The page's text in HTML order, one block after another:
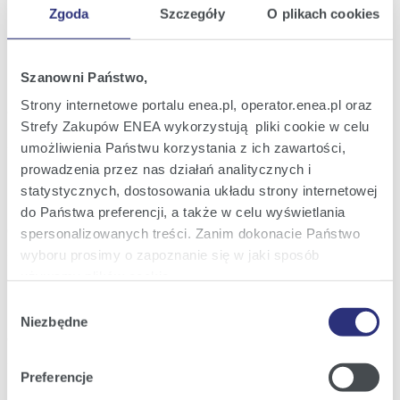
Zgoda Szczegóły O plikach cookies
Szanowni Państwo,
Strony internetowe portalu enea.pl, operator.enea.pl oraz
Strefy Zakupów ENEA wykorzystują pliki cookie w celu
umożliwienia Państwu korzystania z ich zawartości,
prowadzenia przez nas działań analitycznych i
statystycznych, dostosowania układu strony internetowej
do Państwa preferencji, a także w celu wyświetlania
spersonalizowanych treści. Zanim dokonacie Państwo
wyboru prosimy o zapoznanie się w jaki sposób
Szczegółowe informacje na ten temat znajdziecie
Polityce
zgody
Niezbędne
Preferencje
S.A. - ujawnienie informacji opóźnionej
wrz
2015
08:58
uchwały w sprawie wyrażenia zgody na
Lubelski Węgiel "Bogdanka" S.A. -
ujawnienie informacji opóźnionej
14
wrz
2015
08:45
Raport bieżący nr 35/2015
Aktualizacja strategii korporacyjnej Grupy
Kapitałowej Enea na lata 2014 – 2020 -
ujawnienie informacji opóźnionej
14
2015
Raport bieżący nr 34/2015
"Bogdanka" S.A.